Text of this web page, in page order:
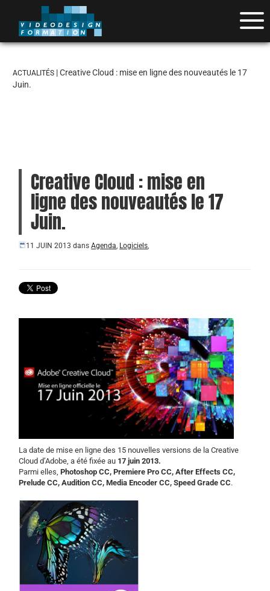
ACTUALITÉS | Creative Cloud : mise en ligne des nouveautés le 17
Juin.
Creative Cloud : mise en
ligne des nouveautés le 17
Juin.
11 JUIN 2013 dansAgenda, Logiciels,
La date de mise en ligne des 15 nouvelles versions de la Creative
Cloud d’Adobe, a été fixée au 17 juin 2013.
Parmi elles, Photoshop CC, Premiere Pro CC, After Effects CC,
Prelude CC, Audition CC, Media Encoder CC, Speed Grade CC.